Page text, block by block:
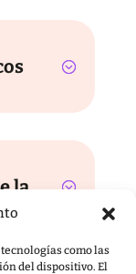
como las
del dispositivo. El
la